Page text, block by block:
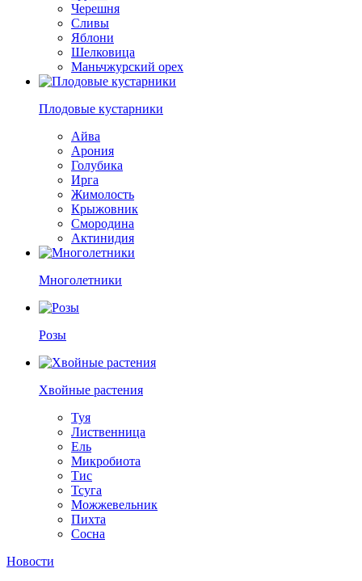
Черешня
Сливы
Яблони
Шелковица
Маньчжурский орех
Плодовые кустарники
Айва
Арония
Голубика
Ирга
Жимолость
Крыжовник
Смородина
Актинидия
Многолетники
Розы
Хвойные растения
Туя
Лиственница
Ель
Микробиота
Тис
Тсуга
Можжевельник
Пихта
Сосна
Новости